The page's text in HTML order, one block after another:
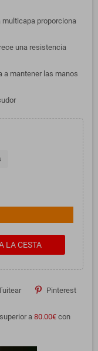
proporciona
una resistencia
a mantener las manos
LA CESTA
Pinterest
a 80.00€ con